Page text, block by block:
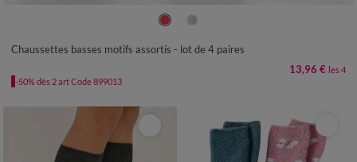
35/38 39/42
Chaussettes basses motifs assortis - lot de 4 paires
13,96 € les 4
-50% dès 2 art Code 899013